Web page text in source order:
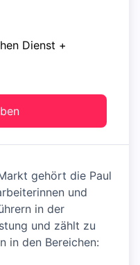
Dienst +
gehört die Paul
und
in der
und zählt zu
in den Bereichen: